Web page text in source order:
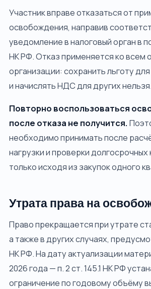
Участник вправе отказаться от
освобождения, направив
уведомление в налоговый орган в
НК РФ. Отказ применяется ко всем
организации: сохранить льготу
и начислять НДС для других нельзя.
Повторно воспользоваться
после отказа не получится.
необходимо принимать после
нагрузки и проверки долгосрочных
только исходя из закупок одного
Утрата права на
Право прекращается при утрате
а также в других случаях,
НК РФ. На дату актуализации
2026 года — п. 2 ст. 145.1 НК РФ
ограничение по годовому объёму